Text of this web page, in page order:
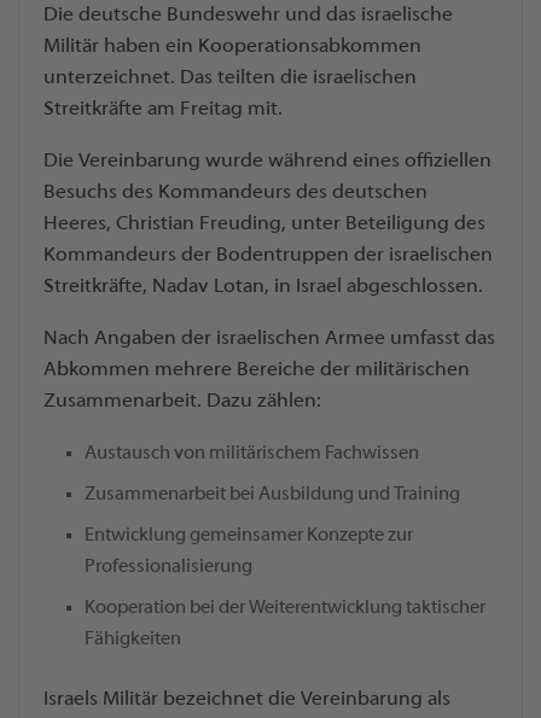
Die deutsche Bundeswehr und das israelische
Militär haben ein Kooperationsabkommen
unterzeichnet. Das teilten die israelischen
Streitkräfte am Freitag mit.
Die Vereinbarung wurde während eines offiziellen
Besuchs des Kommandeurs des deutschen
Heeres, Christian Freuding, unter Beteiligung des
Kommandeurs der Bodentruppen der israelischen
Streitkräfte, Nadav Lotan, in Israel abgeschlossen.
Nach Angaben der israelischen Armee umfasst das
Abkommen mehrere Bereiche der militärischen
Zusammenarbeit. Dazu zählen:
Austausch von militärischem Fachwissen
Zusammenarbeit bei Ausbildung und Training
Entwicklung gemeinsamer Konzepte zur
Professionalisierung
Kooperation bei der Weiterentwicklung taktischer
Fähigkeiten
Israels Militär bezeichnet die Vereinbarung als